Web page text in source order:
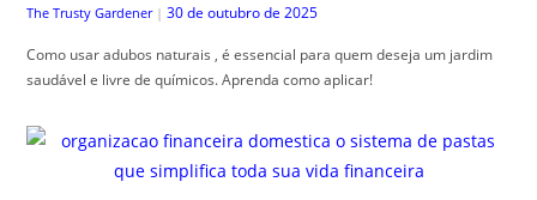
The Trusty Gardener | 30 de outubro de 2025
Como usar adubos naturais , é essencial para quem deseja um jardim
saudável e livre de químicos. Aprenda como aplicar!